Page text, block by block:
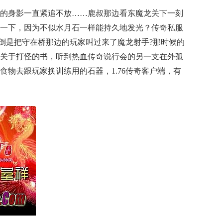
身影一直紧追不放……鹿叔那边看东魔龙关下一刻
下，因为不似水月石一样能持久地发光？传奇私服
是把守在桥那边的玩家叫过来了魔龙射手?那时候的
于打怪的书，听到热血传奇说行会的另一支在外孤
物去跟玩家换训练用的石器，1.76传奇客户端，有